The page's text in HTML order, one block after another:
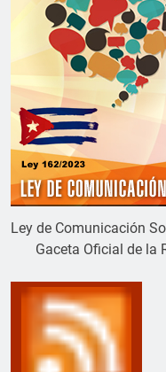
Ley de Comunicación
Gaceta Oficial de la